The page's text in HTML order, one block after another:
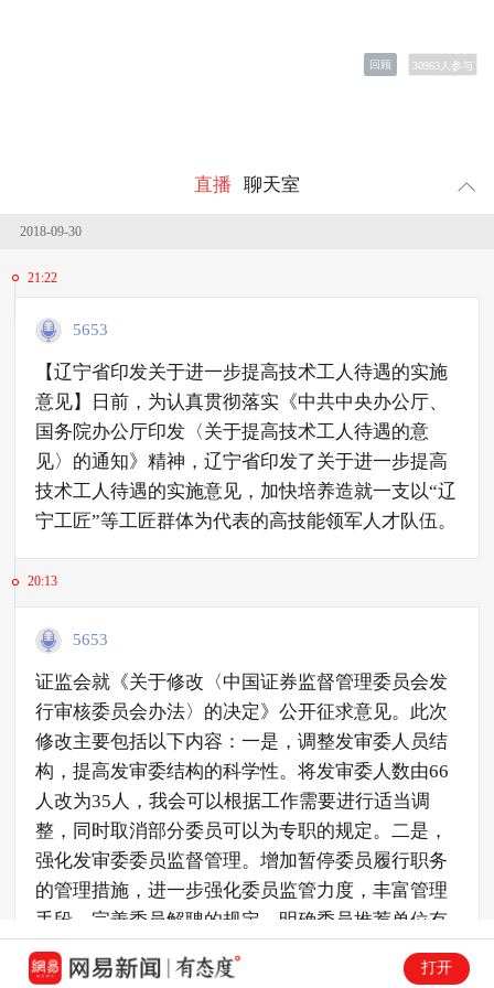
回顾 30963 人参与
直播 聊天室
2018-09-30
21:22
5653
​【辽宁省印发关于进一步提高技术工人待遇的实施
意见】日前，为认真贯彻落实《中共中央办公厅、
国务院办公厅印发〈关于提高技术工人待遇的意
见〉的通知》精神，辽宁省印发了关于进一步提高
技术工人待遇的实施意见，加快培养造就一支以“辽
宁工匠”等工匠群体为代表的高技能领军人才队伍。
20:13
5653
证监会就《关于修改〈中国证券监督管理委员会发
行审核委员会办法〉的决定》公开征求意见。此次
修改主要包括以下内容：一是，调整发审委人员结
构，提高发审委结构的科学性。将发审委人数由66
人改为35人，我会可以根据工作需要进行适当调
整，同时取消部分委员可以为专职的规定。二是，
强化发审委委员监督管理。增加暂停委员履行职务
的管理措施，进一步强化委员监管力度，丰富管理
手段。完善委员解聘的规定，明确委员推荐单位有
提请解聘委员的权利。三是，增强审核程序的一致
性和透明度。使特别程序除表决票数要求不同外，
打开